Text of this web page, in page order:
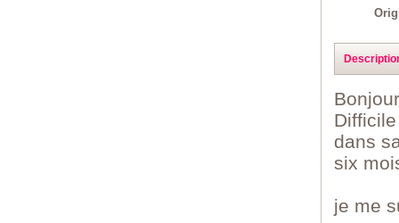
dans
six
je me